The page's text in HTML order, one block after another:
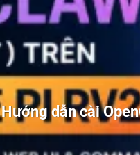
Hướng dẫn cài